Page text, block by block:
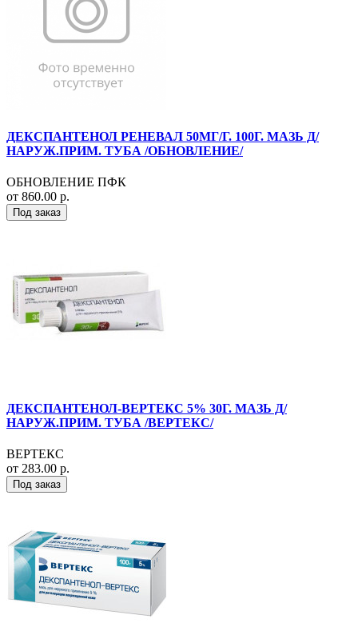
ДЕКСПАНТЕНОЛ РЕНЕВАЛ 50МГ/Г. 100Г. МАЗЬ Д/
НАРУЖ.ПРИМ. ТУБА /ОБНОВЛЕНИЕ/
ОБНОВЛЕНИЕ ПФК
от 860.00 р.
Под заказ
ДЕКСПАНТЕНОЛ-ВЕРТЕКС 5% 30Г. МАЗЬ Д/
НАРУЖ.ПРИМ. ТУБА /ВЕРТЕКС/
ВЕРТЕКС
от 283.00 р.
Под заказ